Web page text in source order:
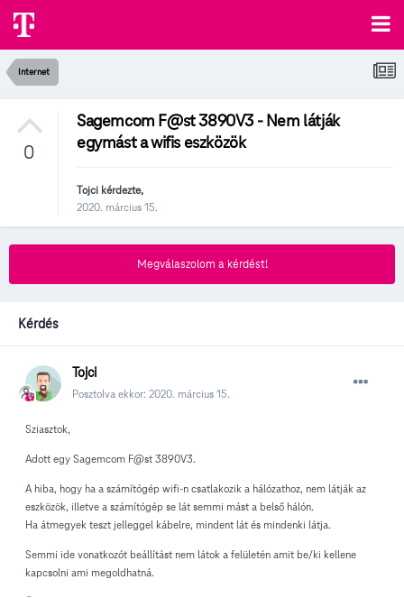
Internet
0
Sagemcom F@st 3890V3 - Nem látják
egymást a wifis eszközök
Tojci kérdezte,
2020. március 15.
Megválaszolom a kérdést!
Kérdés
Tojci
Posztolva ekkor: 2020. március 15.
Sziasztok,
Adott egy Sagemcom F@st 3890V3.
A hiba, hogy ha a számítógép wifi-n csatlakozik a hálózathoz, nem látják az
eszközök, illetve a számítógép se lát semmi mást a belső hálón.
Ha átmegyek teszt jelleggel kábelre, mindent lát és mindenki látja.
Semmi ide vonatkozót beállítást nem látok a felületén amit be/ki kellene
kapcsolni ami megoldhatná.